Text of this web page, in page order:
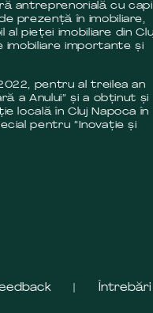
antreprenorială cu
prezență în imobiliare,
al pieței imobiliare din
imobiliare importante și
pentru al treilea an
a Anului” și a obținut și
locală în Cluj Napoca în
pentru ”Inovație și